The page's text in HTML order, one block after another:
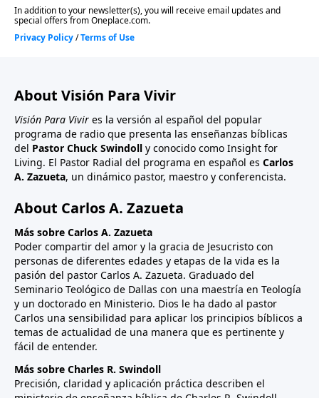
About Visión Para Vivir
Visión Para Vivir es la versión al español del popular
programa de radio que presenta las enseñanzas bíblicas
del Pastor Chuck Swindoll y conocido como Insight for
Living. El Pastor Radial del programa en español es Carlos
A. Zazueta, un dinámico pastor, maestro y conferencista.
About Carlos A. Zazueta
Más sobre Carlos A. Zazueta
Poder compartir del amor y la gracia de Jesucristo con
personas de diferentes edades y etapas de la vida es la
pasión del pastor Carlos A. Zazueta. Graduado del
Seminario Teológico de Dallas con una maestría en Teología
y un doctorado en Ministerio. Dios le ha dado al pastor
Carlos una sensibilidad para aplicar los principios bíblicos a
temas de actualidad de una manera que es pertinente y
fácil de entender.
Más sobre Charles R. Swindoll
Precisión, claridad y aplicación práctica describen el